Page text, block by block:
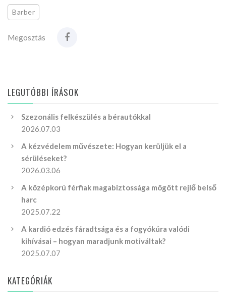
Barber
Megosztás
LEGUTÓBBI ÍRÁSOK
Szezonális felkészülés a bérautókkal
2026.07.03
A kézvédelem művészete: Hogyan kerüljük el a
sérüléseket?
2026.03.06
A középkorú férfiak magabiztossága mögött rejlő belső
harc
2025.07.22
A kardió edzés fáradtsága és a fogyókúra valódi
kihívásai – hogyan maradjunk motiváltak?
2025.07.07
KATEGÓRIÁK